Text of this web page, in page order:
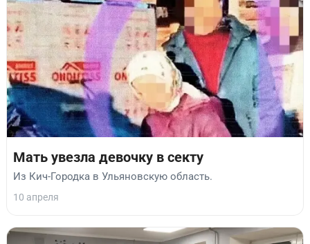
Мать увезла девочку в секту
Из Кич-Городка в Ульяновскую область.
10 апреля